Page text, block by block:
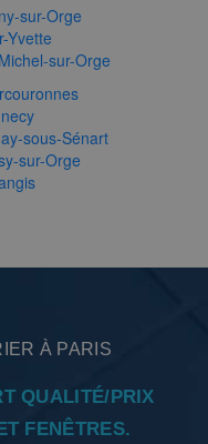
sur-Orge
Yvette
sur-Orge
sous-Sénart
sur-Orge
À PARIS
QUALITÉ/PRIX
FENÊTRES.